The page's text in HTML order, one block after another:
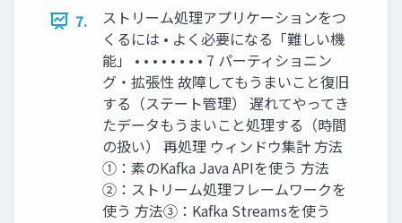
7.
ストリーム処理アプリケーションをつ
くるには • よく必要になる「難しい機
能」 • • • • • • • • 7 パーティショニン
グ・拡張性 故障してもうまいこと復旧
する（ステート管理） 遅れてやってき
たデータもうまいこと処理する（時間
の扱い） 再処理 ウィンドウ集計 方法
①：素のKafka Java APIを使う 方法
②：ストリーム処理フレームワークを
使う 方法③：Kafka Streamsを使う